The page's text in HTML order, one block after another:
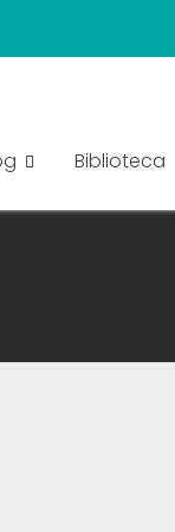
Biblioteca